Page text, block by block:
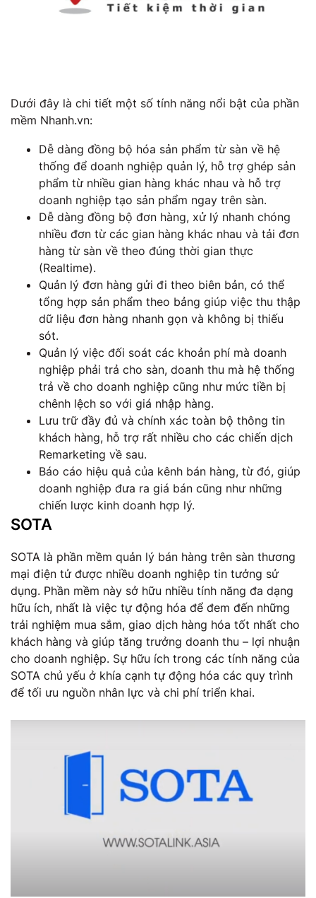
Dưới đây là chi tiết một số tính năng nổi bật của phần
mềm Nhanh.vn:
Dễ dàng đồng bộ hóa sản phẩm từ sàn về hệ
thống để doanh nghiệp quản lý, hỗ trợ ghép sản
phẩm từ nhiều gian hàng khác nhau và hỗ trợ
doanh nghiệp tạo sản phẩm ngay trên sàn.
Dễ dàng đồng bộ đơn hàng, xử lý nhanh chóng
nhiều đơn từ các gian hàng khác nhau và tải đơn
hàng từ sàn về theo đúng thời gian thực
(Realtime).
Quản lý đơn hàng gửi đi theo biên bản, có thể
tổng hợp sản phẩm theo bảng giúp việc thu thập
dữ liệu đơn hàng nhanh gọn và không bị thiếu
sót.
Quản lý việc đối soát các khoản phí mà doanh
nghiệp phải trả cho sàn, doanh thu mà hệ thống
trả về cho doanh nghiệp cũng như mức tiền bị
chênh lệch so với giá nhập hàng.
Lưu trữ đầy đủ và chính xác toàn bộ thông tin
khách hàng, hỗ trợ rất nhiều cho các chiến dịch
Remarketing về sau.
Báo cáo hiệu quả của kênh bán hàng, từ đó, giúp
doanh nghiệp đưa ra giá bán cũng như những
chiến lược kinh doanh hợp lý.
SOTA
SOTA là phần mềm quản lý bán hàng trên sàn thương
mại điện tử được nhiều doanh nghiệp tin tưởng sử
dụng. Phần mềm này sở hữu nhiều tính năng đa dạng
hữu ích, nhất là việc tự động hóa để đem đến những
trải nghiệm mua sắm, giao dịch hàng hóa tốt nhất cho
khách hàng và giúp tăng trưởng doanh thu – lợi nhuận
cho doanh nghiệp. Sự hữu ích trong các tính năng của
SOTA chủ yếu ở khía cạnh tự động hóa các quy trình
để tối ưu nguồn nhân lực và chi phí triển khai.